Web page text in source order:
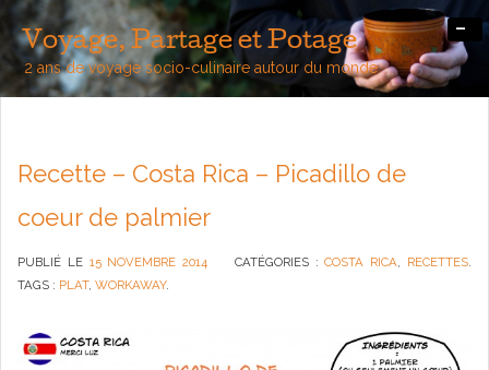
Voyage, Partage et Potage
2 ans de voyage socio-culinaire autour du monde
-
Recette – Costa Rica – Picadillo de
coeur de palmier
PUBLIÉ LE 15 NOVEMBRE 2014 CATÉGORIES :COSTA RICA, RECETTES.
TAGS : PLAT, WORKAWAY.